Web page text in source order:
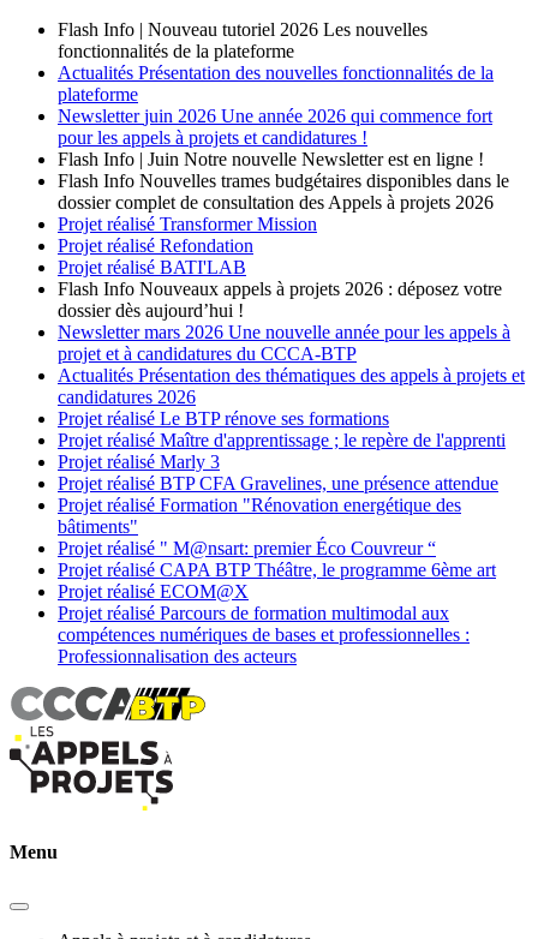
Flash Info | Nouveau tutoriel 2026 Les nouvelles
fonctionnalités de la plateforme
Actualités Présentation des nouvelles fonctionnalités de la
plateforme
Newsletter juin 2026 Une année 2026 qui commence fort
pour les appels à projets et candidatures !
Flash Info | Juin Notre nouvelle Newsletter est en ligne !
Flash Info Nouvelles trames budgétaires disponibles dans le
dossier complet de consultation des Appels à projets 2026
Projet réalisé Transformer Mission
Projet réalisé Refondation
Projet réalisé BATI'LAB
Flash Info Nouveaux appels à projets 2026 : déposez votre
dossier dès aujourd’hui !
Newsletter mars 2026 Une nouvelle année pour les appels à
projet et à candidatures du CCCA-BTP
Actualités Présentation des thématiques des appels à projets et
candidatures 2026
Projet réalisé Le BTP rénove ses formations
Projet réalisé Maître d'apprentissage ; le repère de l'apprenti
Projet réalisé Marly 3
Projet réalisé BTP CFA Gravelines, une présence attendue
Projet réalisé Formation "Rénovation energétique des
bâtiments"
Projet réalisé " M@nsart: premier Éco Couvreur “
Projet réalisé CAPA BTP Théâtre, le programme 6ème art
Projet réalisé ECOM@X
Projet réalisé Parcours de formation multimodal aux
compétences numériques de bases et professionnelles :
Professionnalisation des acteurs
Menu